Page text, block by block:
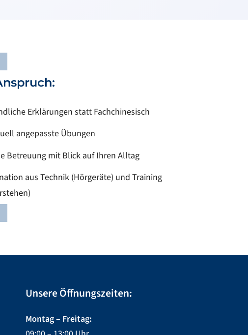
Erklärungen statt Fachchinesisch
angepasste Übungen
Betreuung mit Blick auf Ihren Alltag
aus Technik (Hörgeräte) und Training
Unsere Öffnungszeiten:
Montag – Freitag: